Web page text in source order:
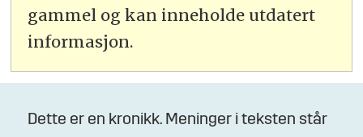
gammel og kan inneholde utdatert
informasjon.
Dette er en kronikk. Meninger i teksten står